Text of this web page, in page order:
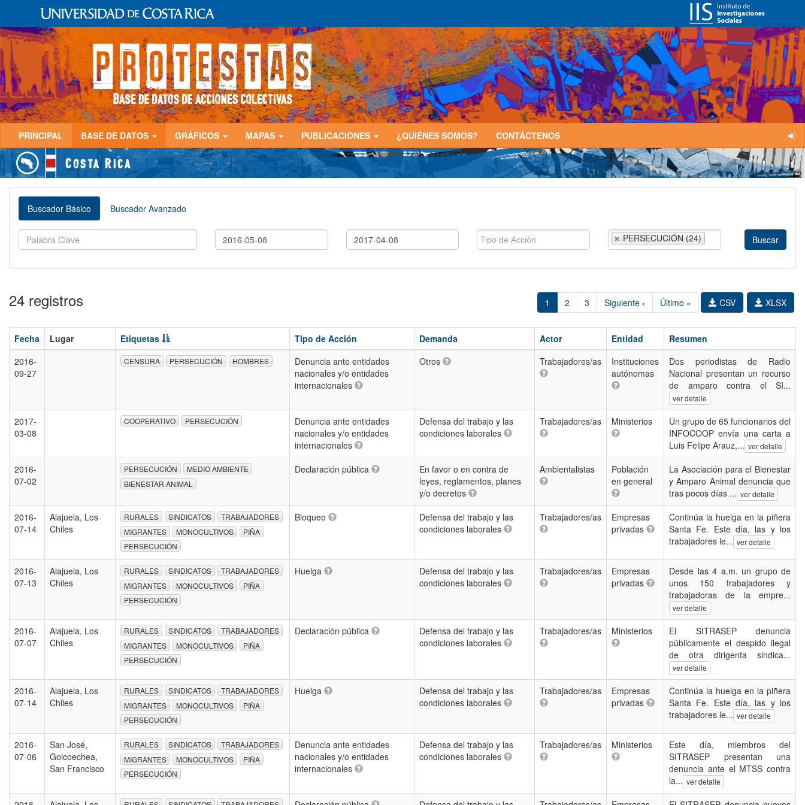
PRINCIPAL BASE DE DATOS GRÁFICOS MAPAS PUBLICACIONES ¿QUIÉNES SOMOS? CONTÁCTENOS
Buscador Básico Buscador Avanzado
PERSECUCIÓN (24)
24 registros 1 2 3 Siguiente › Último » XLSX
CSV
Fecha Lugar Etiquetas Tipo de Acción Demanda Actor Entidad
Resumen
2016-
09-27
CENSURA PERSECUCIÓN HOMBRES
Denuncia ante entidades
nacionales y/o entidades
internacionales
Otros Trabajadores/as
Instituciones
autónomas
Dos periodistas de Radio
Nacional presentan un recurso
de amparo contra el SI...
ver detalle
2017-
03-08
COOPERATIVO PERSECUCIÓN
Denuncia ante entidades
nacionales y/o entidades
internacionales
Defensa del trabajo y las
condiciones laborales
Trabajadores/as Ministerios
Un grupo de 65 funcionarios del
INFOCOOP envía una carta a
Luis Felipe Arauz,... ver detalle
2016-
07-02
PERSECUCIÓN
MEDIO AMBIENTE
BIENESTAR ANIMAL
Declaración pública
En favor o en contra de
leyes, reglamentos, planes
y/o decretos
Ambientalistas
Población
en general
La Asociación para el Bienestar
y Amparo Animal denuncia que
tras pocos días ... ver detalle
2016-
07-14
Alajuela, Los
Chiles
RURALES SINDICATOS
TRABAJADORES
MIGRANTES
MONOCULTIVOS
PIÑA
PERSECUCIÓN
Bloqueo
Defensa del trabajo y las
condiciones laborales
Trabajadores/as
Empresas
privadas
Continúa la huelga en la piñera
Santa Fe. Este día, las y los
trabajadores le... ver detalle
2016-
07-13
Alajuela, Los
Chiles
RURALES SINDICATOS
TRABAJADORES
MIGRANTES
MONOCULTIVOS
PIÑA
PERSECUCIÓN
Huelga
Defensa del trabajo y las
condiciones laborales
Trabajadores/as
Empresas
privadas
Desde las 4 a.m. un grupo de
unos 150 trabajadores y
trabajadoras de la empre...
ver detalle
2016-
07-07
Alajuela, Los
Chiles
RURALES SINDICATOS
TRABAJADORES
MIGRANTES
MONOCULTIVOS
PIÑA
PERSECUCIÓN
Declaración pública
Defensa del trabajo y las
condiciones laborales
Trabajadores/as Ministerios
El SITRASEP denuncia
públicamente el despido ilegal
de otra dirigenta sindica...
ver detalle
2016-
07-14
Alajuela, Los
Chiles
RURALES SINDICATOS
TRABAJADORES
MIGRANTES
MONOCULTIVOS
PIÑA
PERSECUCIÓN
Huelga
Defensa del trabajo y las
condiciones laborales
Trabajadores/as
Empresas
privadas
Continúa la huelga en la piñera
Santa Fe. Este día, las y los
trabajadores le... ver detalle
2016-
07-06
San José,
Goicoechea,
San Francisco
RURALES SINDICATOS
TRABAJADORES
MIGRANTES
MONOCULTIVOS
PIÑA
PERSECUCIÓN
Denuncia ante entidades
nacionales y/o entidades
internacionales
Defensa del trabajo y las
condiciones laborales
Trabajadores/as Ministerios
Este día, miembros del
SITRASEP presentan una
denuncia ante el MTSS contra
la... ver detalle